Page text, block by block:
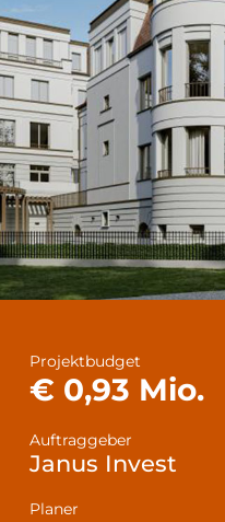
Projektbudget
€ 0,93 Mio.
Auftraggeber
Janus Invest
Planer